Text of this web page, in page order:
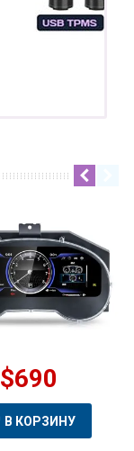
$690
В КОРЗИНУ